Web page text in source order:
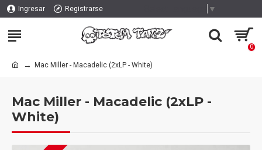
Ingresar Registrarse ▼
0
Mac Miller - Macadelic (2xLP - White)
Mac Miller - Macadelic (2xLP -
White)